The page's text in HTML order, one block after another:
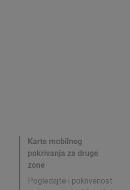
Karte mobilnog
pokrivanja za druge
zone
Pogledajte i pokrivenost